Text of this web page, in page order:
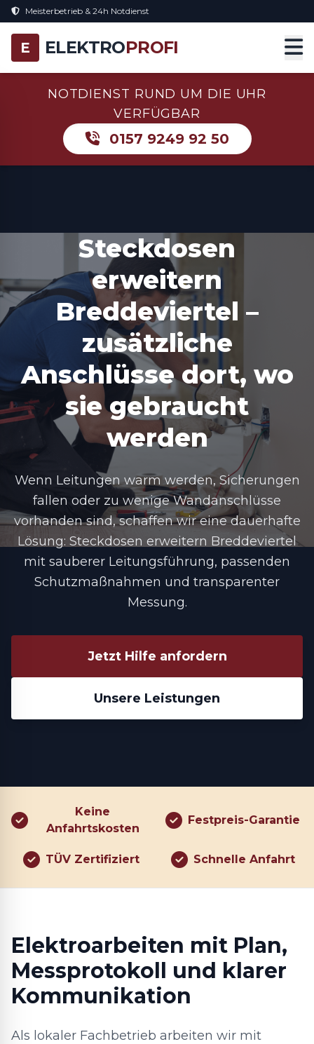
Meisterbetrieb & 24h Notdienst
E ELEKTROPROFI
NOTDIENST RUND UM DIE UHR
VERFÜGBAR
0157 9249 92 50
Steckdosen
erweitern
Breddeviertel –
zusätzliche
Anschlüsse dort, wo
sie gebraucht
werden
Wenn Leitungen warm werden, Sicherungen
fallen oder zu wenige Wandanschlüsse
vorhanden sind, schaffen wir eine dauerhafte
Lösung: Steckdosen erweitern Breddeviertel
mit sauberer Leitungsführung, passenden
Schutzmaßnahmen und transparenter
Messung.
Jetzt Hilfe anfordern
Unsere Leistungen
Keine
Anfahrtskosten
Festpreis-Garantie
TÜV Zertifiziert Schnelle Anfahrt
Elektroarbeiten mit Plan,
Messprotokoll und klarer
Kommunikation
Als lokaler Fachbetrieb arbeiten wir mit